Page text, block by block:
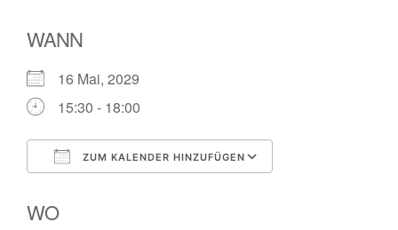
WANN
16 Mai, 2029
15:30 - 18:00
ZUM KALENDER HINZUFÜGEN
WO